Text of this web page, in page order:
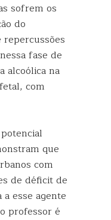
sofrem os
do
fase de
alcoólica na
com
que
com
de déficit de
esse agente
professor é